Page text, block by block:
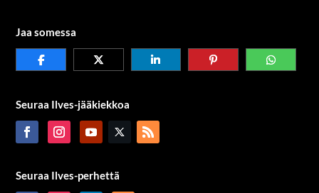
Jaa somessa
Seuraa Ilves-jääkiekkoa
Seuraa Ilves-perhettä